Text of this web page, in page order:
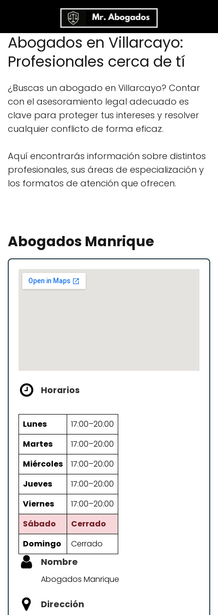
Abogados en Villarcayo:
Profesionales cerca de tí
¿Buscas un abogado en Villarcayo? Contar
con el asesoramiento legal adecuado es
clave para proteger tus intereses y resolver
cualquier conflicto de forma eficaz.
Aquí encontrarás información sobre distintos
profesionales, sus áreas de especialización y
los formatos de atención que ofrecen.
Abogados Manrique
Horarios
Lunes
17:00–20:00
Martes
17:00–20:00
Miércoles
17:00–20:00
Jueves
17:00–20:00
Viernes
17:00–20:00
Sábado
Cerrado
Domingo
Cerrado
Nombre
Abogados Manrique
Dirección